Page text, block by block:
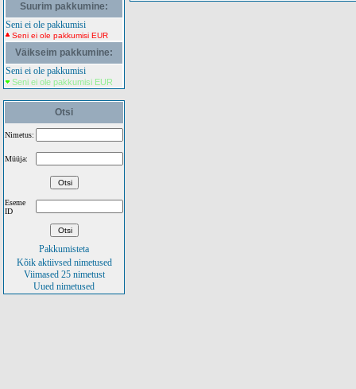
Suurim pakkumine:
Seni ei ole pakkumisi
Seni ei ole pakkumisi EUR
Väikseim pakkumine:
Seni ei ole pakkumisi
Seni ei ole pakkumisi EUR
Otsi
Nimetus:
Müüja:
Eseme
ID
Pakkumisteta
Kõik aktiivsed nimetused
Viimased 25 nimetust
Uued nimetused